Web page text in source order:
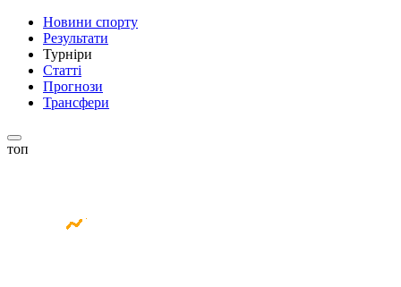
Новини спорту
Результати
Турніри
Статті
Прогнози
Трансфери
топ